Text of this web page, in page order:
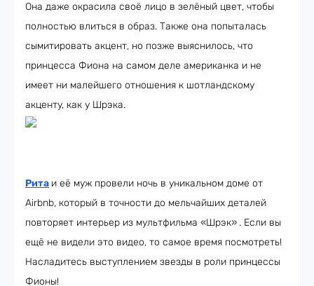
Она даже окрасила своё лицо в зелёный цвет, чтобы
полностью влиться в образ. Также она попыталась
сымитировать акцент, но позже выяснилось, что
принцесса Фиона на самом деле американка и не
имеет ни малейшего отношения к шотландскому
акценту, как у Шрэка.
Рита и её муж провели ночь в уникальном доме от
Airbnb, который в точности до мельчайших деталей
повторяет интерьер из мультфильма «Шрэк» . Если вы
ещё не видели это видео, то самое время посмотреть!
Насладитесь выступлением звезды в роли принцессы
Фионы!